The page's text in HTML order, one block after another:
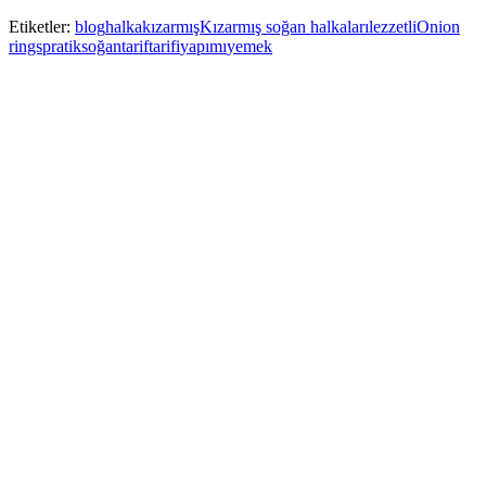
Paylaş
Etiketler: bloghalkakızarmışKızarmış soğan halkalarılezzetliOnion
ringspratiksoğantariftarifiyapımıyemek